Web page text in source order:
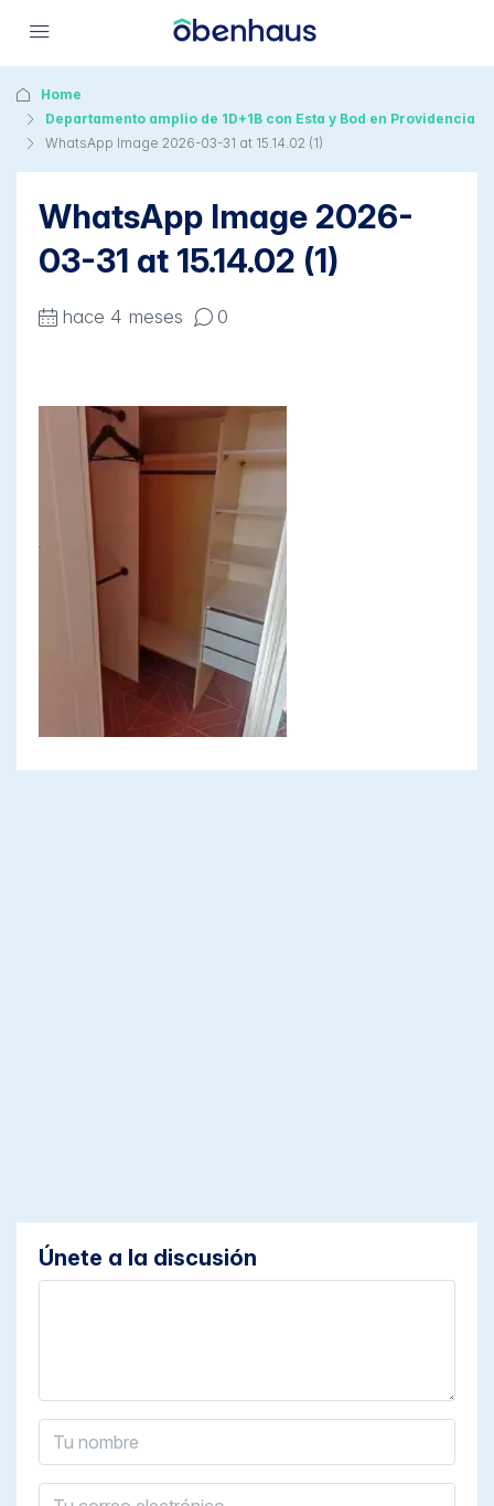
Home
Departamento amplio de 1D+1B con Esta y Bod en Providencia
WhatsApp Image 2026-03-31 at 15.14.02 (1)
WhatsApp Image 2026-
03-31 at 15.14.02 (1)
hace 4 meses 0
Únete a la discusión